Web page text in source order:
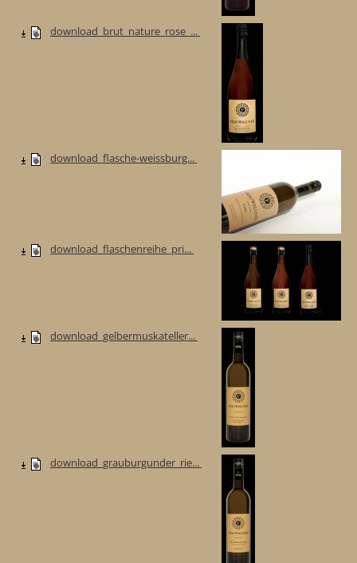
download_brut_nature_rose_...
download_flasche-weissburg...
download_flaschenreihe_pri...
download_gelbermuskateller...
download_grauburgunder_rie...